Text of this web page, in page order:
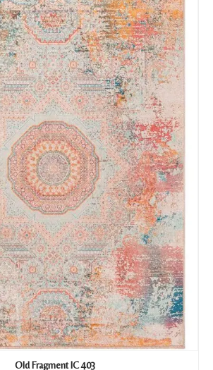
Old Fragment IC 403
Recibir mi oferta